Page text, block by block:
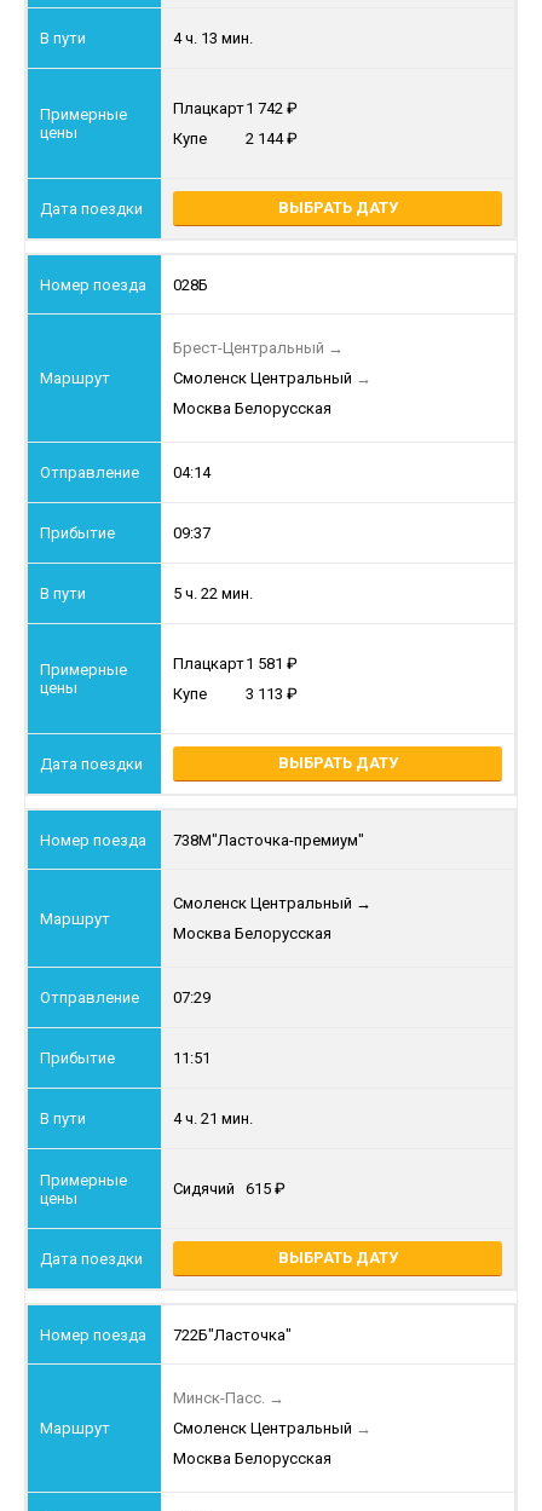
4 ч. 13 мин.
Плацкарт1 742
Купе
2 144
ВЫБРАТЬ ДАТУ
028Б
Брест-Центральный →
Смоленск Центральный →
Москва Белорусская
04:14
09:37
5 ч. 22 мин.
Плацкарт1 581
Купе
3 113
ВЫБРАТЬ ДАТУ
738М"Ласточка-премиум"
Смоленск Центральный →
Москва Белорусская
07:29
11:51
4 ч. 21 мин.
Сидячий 615
ВЫБРАТЬ ДАТУ
722Б"Ласточка"
Минск-Пасс. →
Смоленск Центральный →
Москва Белорусская